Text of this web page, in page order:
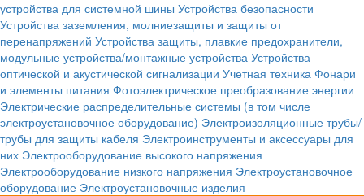
устройства для системной шины Устройства безопасности
Устройства заземления, молниезащиты и защиты от
перенапряжений Устройства защиты, плавкие предохранители,
модульные устройства/монтажные устройства Устройства
оптической и акустической сигнализации Учетная техника Фонари
и элементы питания Фотоэлектрическое преобразование энергии
Электрические распределительные системы (в том числе
электроустановочное оборудование) Электроизоляционные трубы/
трубы для защиты кабеля Электроинструменты и аксессуары для
них Электрооборудование высокого напряжения
Электрооборудование низкого напряжения Электроустановочное
оборудование Электроустановочные изделия